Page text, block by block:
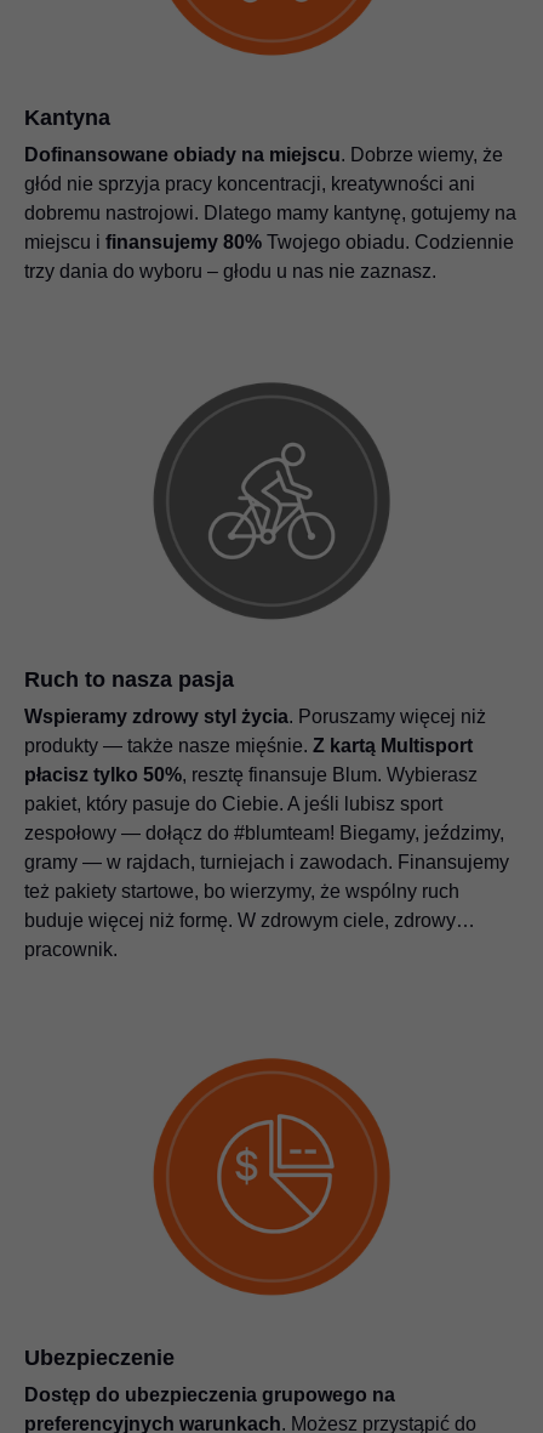
Kantyna
Dofinansowane obiady na miejscu. Dobrze wiemy, że
głód nie sprzyja pracy koncentracji, kreatywności ani
dobremu nastrojowi. Dlatego mamy kantynę, gotujemy na
miejscu i finansujemy 80% Twojego obiadu. Codziennie
trzy dania do wyboru – głodu u nas nie zaznasz.
Ruch to nasza pasja
Wspieramy zdrowy styl życia. Poruszamy więcej niż
produkty — także nasze mięśnie. Z kartą Multisport
płacisz tylko 50%, resztę finansuje Blum. Wybierasz
pakiet, który pasuje do Ciebie. A jeśli lubisz sport
zespołowy — dołącz do #blumteam! Biegamy, jeździmy,
gramy — w rajdach, turniejach i zawodach. Finansujemy
też pakiety startowe, bo wierzymy, że wspólny ruch
buduje więcej niż formę. W zdrowym ciele, zdrowy…
pracownik.
Ubezpieczenie
Dostęp do ubezpieczenia grupowego na
preferencyjnych warunkach. Możesz przystąpić do